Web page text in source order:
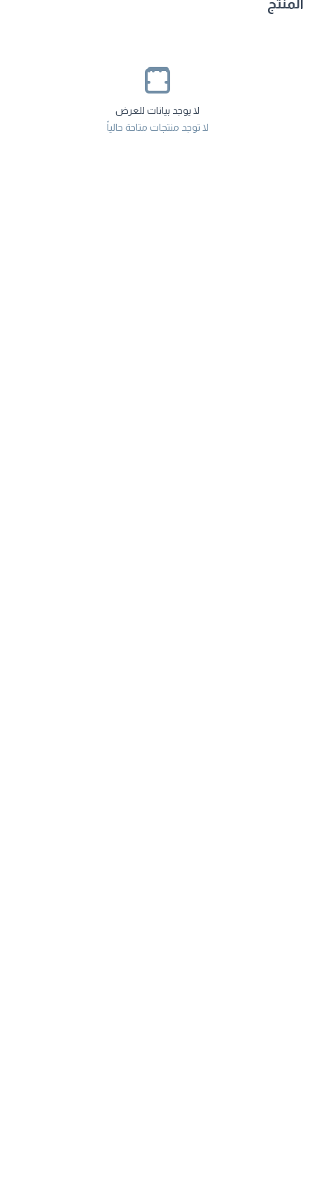
المنتج
لا يوجد بيانات للعرض
لا توجد منتجات متاحة حالياً